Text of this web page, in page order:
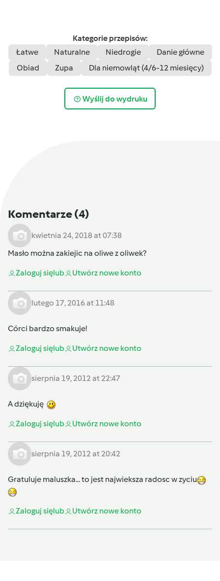
Kategorie przepisów:
Łatwe
Naturalne Niedrogie
Danie główne
Obiad
Zupa Dla niemowląt (4/6-12 miesięcy)
Wyślij do wydruku
Komentarze(4)
kwietnia 24, 2018 at 07:38
Masło można zakiejic na oliwe z oliwek?
Zaloguj sięlub Utwórz nowe konto
lutego 17, 2016 at 11:48
Córci bardzo smakuje!
Zaloguj sięlub Utwórz nowe konto
sierpnia 19, 2012 at 22:47
A dziękuję
Zaloguj sięlub Utwórz nowe konto
sierpnia 19, 2012 at 20:42
Gratuluje maluszka... to jest najwieksza radosc w zyciu
Zaloguj sięlub Utwórz nowe konto